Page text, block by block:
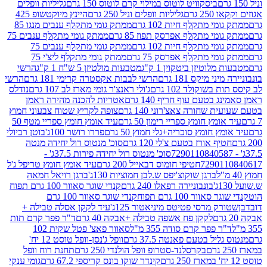
ביסקוויט לוטוס במילוי קרם לוטוס 150 גרם
גליליות וופלים
גרם
גליליות וופלים וניל 250 גרם
היינץ מיוקטשופ 425
מתקלף חיות 102 גרם
ממתק גומי מתקלף ענבים מנגו 85
מתקלף אפרסק תפוז 85 גרם
ממתק גומי מתקלף ענבים 75
מתקלף חיות 102 גרם
ממתק גומי מתקלף ענבים 75
מתקלף אפרסק 75 גרם
ממתק גומי מתקלף ליצ'י 75
ביטקוין 1 ק"ג
מטבעות מולטיזן 5 ש"ח 1 ק"ג
הרשי
מיקס 181 גרם
הרשי לבבות אקסטרה קרימי 181 גרם
הרשי
102 גרם
ג'ולי ראנצ'ר גומי מארז לב 107 גרם
נודלס
עוף חריף 140 גרם
אטריות להכנה מהירה ראמן
שחורה צאצ'רוני 140 גרם
צופה לקריץ שטוח צבעוני חמוץ
חומץ ספריי רימון 50 גרם
עיד אומץ חומץ ספריי מטף 50
חומץ סוכריה+גלי חמוץ 50 גרם
פררו רושר 100ג'
בוטן רביולי
אורז בטעם צ'לי 120 גרם
סוכ' מנטוס רול יחידה מנטה
סוכ' מנטוס רול יחידה פירות 37.5ג' -
חטיפי חומוס דבאייל 200 גרם
עיד אומץ חומץ טריפל ג'ל
ברגן שוקוצ'יפס ש.לבן חמוציות 130ג'
ברגן רויאל חמאה
בונבוניירה רפאלו 240 גרם
קנדי שוגר סאוור 100 גרם תפוח
100 גרם תפוח
קנדי שוגר סאוור 100 גרם
מרסי פטיטס מיניאטור 125ג'
עיד לקקן אסלה טבילה +
לקקן פח אשפה טבילה +אבקה 40 גרם
ד"ר פפר קרם תות
פפר קרם סודה 355 מ"ל
סאוור פאצ' פטל שקית 102
בטעם פאנטה 37.5 גרם
וופל ג'נסן-וופל טוסט 12 יח'
בקרסלנד-סטרופ וופל הולנדי 250 גרם
תחנת רוח וופל
קינדר שוקו בונס קריספי 67.2 גרם
גומי ענקי